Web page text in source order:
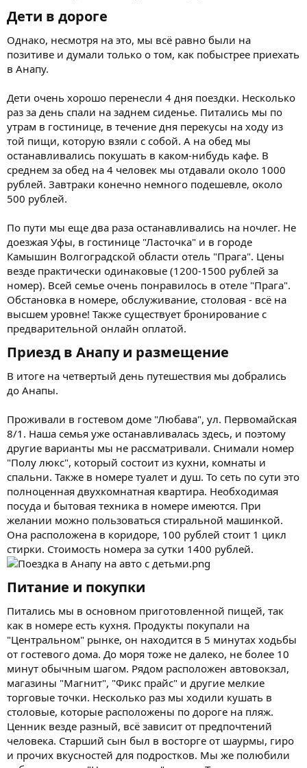
Дети в дороге​
Однако, несмотря на это, мы всё равно были на
позитиве и думали только о том, как побыстрее приехать
в Анапу.
Дети очень хорошо перенесли 4 дня поездки. Несколько
раз за день спали на заднем сиденье. Питались мы по
утрам в гостинице, в течение дня перекусы на ходу из
той пищи, которую взяли с собой. А на обед мы
останавливались покушать в каком-нибудь кафе. В
среднем за обед на 4 человек мы отдавали около 1000
рублей. Завтраки конечно немного подешевле, около
500 рублей.
По пути мы еще два раза останавливались на ночлег. Не
доезжая Уфы, в гостинице "Ласточка" и в городе
Камышин Волгоградской области отель "Прага". Цены
везде практически одинаковые (1200-1500 рублей за
номер). Всей семье очень понравилось в отеле "Прага".
Обстановка в номере, обслуживание, столовая - всё на
высшем уровне! Также существует бронирование с
предварительной онлайн оплатой.
Приезд в Анапу и размещение​
В итоге на четвертый день путешествия мы добрались
до Анапы.
Проживали в гостевом доме "Любава", ул. Первомайская
8/1. Наша семья уже останавливалась здесь, и поэтому
другие варианты мы не рассматривали. Снимали номер
"Полу люкс", который состоит из кухни, комнаты и
спальни. Также в номере туалет и душ. То сеть по сути это
полноценная двухкомнатная квартира. Необходимая
посуда и бытовая техника в номере имеются. При
желании можно пользоваться стиральной машинкой.
Она расположена в коридоре, 100 рублей стоит 1 цикл
стирки. Стоимость номера за сутки 1400 рублей.
Питание и покупки​
Питались мы в основном приготовленной пищей, так
как в номере есть кухня. Продукты покупали на
"Центральном" рынке, он находится в 5 минутах ходьбы
от гостевого дома. До моря тоже не далеко, не более 10
минут обычным шагом. Рядом расположен автовокзал,
магазины "Магнит", "Фикс прайс" и другие мелкие
торговые точки. Несколько раз мы ходили кушать в
столовые, которые расположены по дороге на пляж.
Ценник везде разный, всё зависит от предпочтений
человека. Старший сын был в восторге от шаурмы, гиро
и прочих вкусностей для подростков. Мы же полюбили